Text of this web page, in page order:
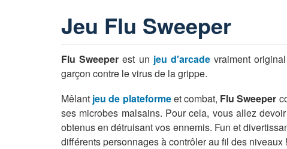
Jeu Flu Sweeper
Flu Sweeper est un jeu d'arcadevraiment
garçon contre le virus de la grippe.
Mêlant jeu de plateformeet combat, Flu Sweeper
ses microbes malsains. Pour cela, vous allez
obtenus en détruisant vos ennemis. Fun et
différents personnages à contrôler au fil des niveaux !